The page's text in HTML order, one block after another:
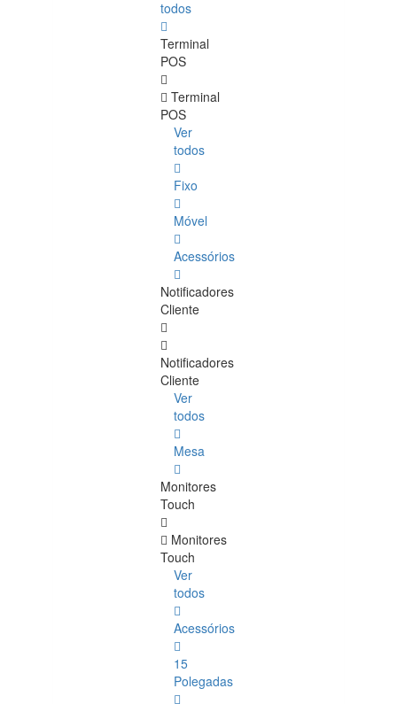
todos
Terminal
POS
Terminal
POS
Ver
todos
Fixo
Móvel
Acessórios
Notificadores
Cliente
Notificadores
Cliente
Ver
todos
Mesa
Monitores
Touch
Monitores
Touch
Ver
todos
Acessórios
15
Polegadas